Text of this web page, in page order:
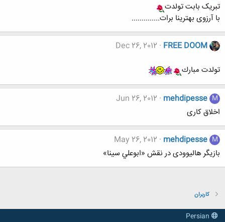
تبریک بابت تولدت
با آرزوی بهترینا برات..............
FREE DOOM
Dec 26, 2012
تولدت مبارك
M
mehdipesse
Jun 26, 2012
اخلاق کاری
M
mehdipesse
May 26, 2012
بازیگر هالیوودی در نقش «ابوعلي سينا»
کاربران